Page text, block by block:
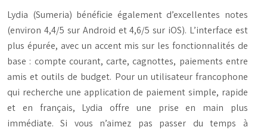
Lydia (Sumeria) bénéficie également d’excellentes notes
(environ 4,4/5 sur Android et 4,6/5 sur iOS). L’interface est
plus épurée, avec un accent mis sur les fonctionnalités de
base : compte courant, carte, cagnottes, paiements entre
amis et outils de budget. Pour un utilisateur francophone
qui recherche une application de paiement simple, rapide
et en français, Lydia offre une prise en main plus
immédiate. Si vous n’aimez pas passer du temps à